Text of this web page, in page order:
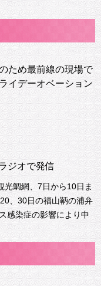
ため最前線の現場で
イデーオベーション
ジオで発信
光鯛網、7日から10日ま
、30日の福山鞆の浦弁
感染症の影響により中